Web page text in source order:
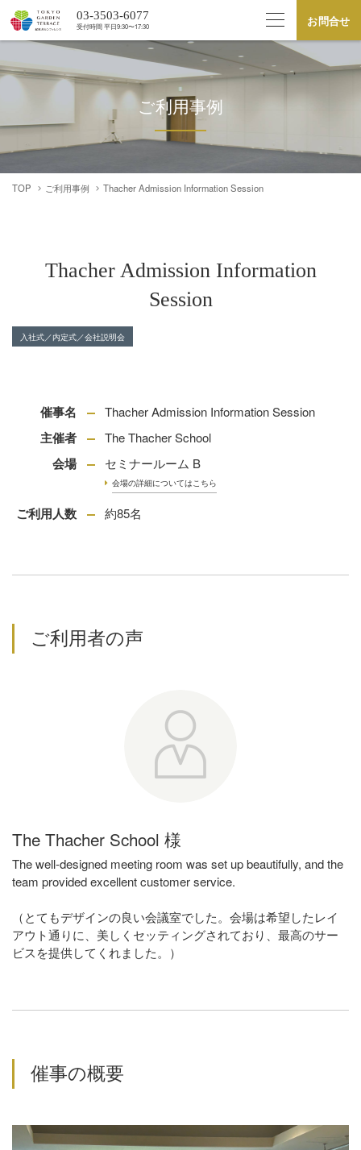
03-3503-6077
受付時間 平⽇9:30〜17:30 お問合せ
ご利用事例
TOP ご利用事例 Thacher Admission Information Session
Thacher Admission Information
Session
入社式／内定式／会社説明会
催事名 Thacher Admission Information Session
主催者 The Thacher School
会場 セミナールーム B
会場の詳細についてはこちら
ご利用人数 約85名
ご利⽤者の声
The Thacher School 様
The well-designed meeting room was set up beautifully, and the
team provided excellent customer service.
（とてもデザインの良い会議室でした。会場は希望したレイ
アウト通りに、美しくセッティングされており、最高のサー
ビスを提供してくれました。）
催事の概要